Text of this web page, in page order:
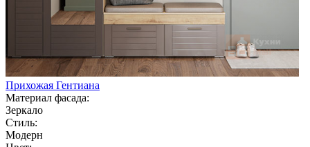
Прихожая Гентиана
Материал фасада:
Зеркало
Стиль:
Модерн